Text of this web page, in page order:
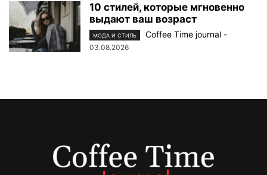
10 стилей, которые мгновенно
выдают ваш возраст
МОДА И СТИЛЬ Coffee Time journal -
03.08.2026